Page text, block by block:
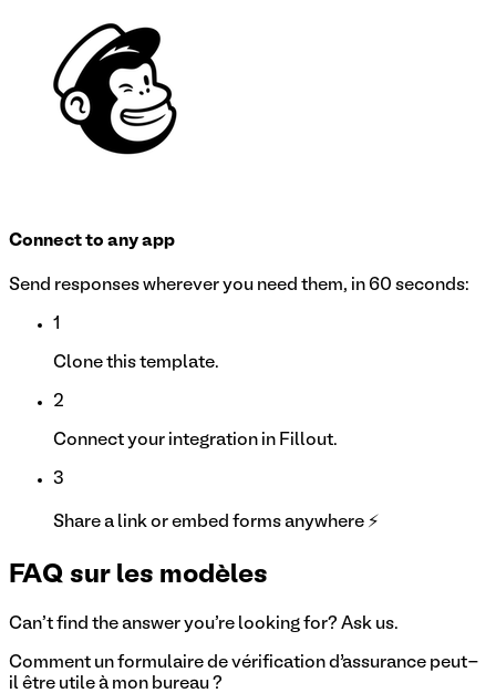
Connect to any app
Send responses wherever you need them, in 60 seconds:
1
Clone this template.
2
Connect your integration in Fillout.
3
Share a link or embed forms anywhere ⚡
FAQ sur les modèles
Can't find the answer you're looking for? Ask us.
Comment un formulaire de vérification d’assurance peut-
il être utile à mon bureau ?